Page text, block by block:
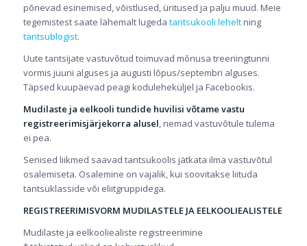
põnevad esinemised, võistlused, üritused ja palju muud. Meie
tegemistest saate lähemalt lugeda tantsukooli leheltning
tantsublogist.
Uute tantsijate vastuvõtud toimuvad mõnusa treeningtunni
vormis juuni alguses ja augusti lõpus/septembri alguses.
Täpsed kuupäevad peagi koduleheküljel ja Facebookis.
Mudilaste ja eelkooli tundide huvilisi võtame vastu
registreerimisjärjekorra alusel, nemad vastuvõtule tulema
ei pea.
Senised liikmed saavad tantsukoolis jätkata ilma vastuvõtul
osalemiseta. Osalemine on vajalik, kui soovitakse liituda
tantsuklasside või eliitgruppidega.
REGISTREERIMISVORM MUDILASTELE JA EELKOOLIEALISTELE
Mudilaste ja eelkooliealiste registreerimine